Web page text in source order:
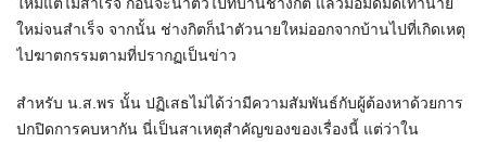
ใหม่แต่ไม่สำเร็จ ก่อนจะนำตัวไปที่บ้านช่างกิต แล้วมือมัดมัดเท้านาย
ใหม่จนสำเร็จ จากนั้น ช่างกิตก็นำตัวนายใหม่ออกจากบ้านไปที่เกิดเหตุ
ไปฆาตกรรมตามที่ปรากฏเป็นข่าว
สำหรับ น.ส.พร นั้น ปฏิเสธไม่ได้ว่ามีความสัมพันธ์กับผู้ต้องหาด้วยการ
ปกปิดการคบหากัน นี่เป็นสาเหตุสำคัญของของเรื่องนี้ แต่ว่าใน